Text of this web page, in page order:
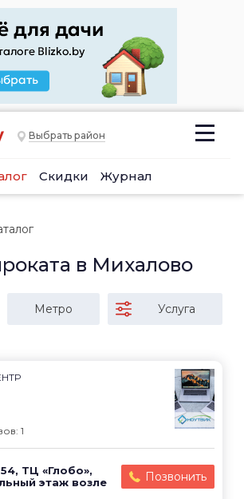
Выбрать район
Скидки Журнал
в Михалово
Метро Услуга
1
ТЦ «Глобо»,
этаж возле
Позвонить